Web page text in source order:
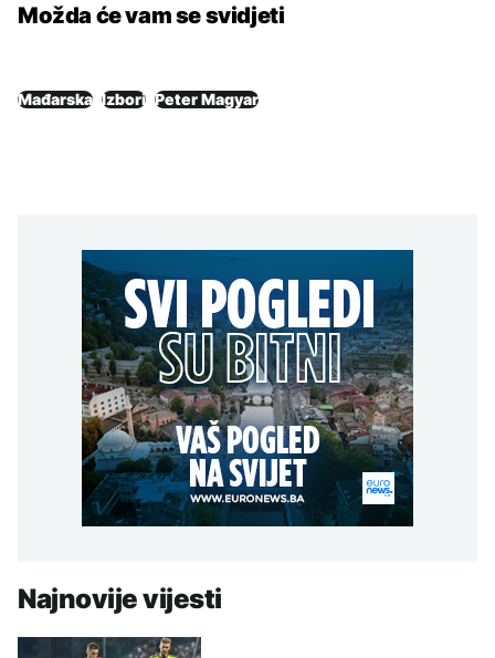
Možda će vam se svidjeti
Mađarska Izbori Peter Magyar
Najnovije vijesti